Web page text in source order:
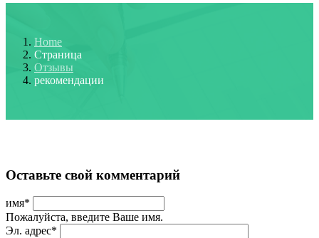
Home
Страница
Отзывы
рекомендации
Оставьте свой комментарий
имя*
Пожалуйста, введите Ваше имя.
Эл. адрес*